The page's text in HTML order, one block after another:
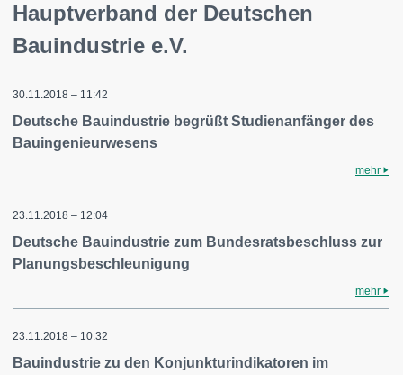
Hauptverband der Deutschen
Bauindustrie e.V.
30.11.2018 – 11:42
Deutsche Bauindustrie begrüßt Studienanfänger des
Bauingenieurwesens
mehr
23.11.2018 – 12:04
Deutsche Bauindustrie zum Bundesratsbeschluss zur
Planungsbeschleunigung
mehr
23.11.2018 – 10:32
Bauindustrie zu den Konjunkturindikatoren im